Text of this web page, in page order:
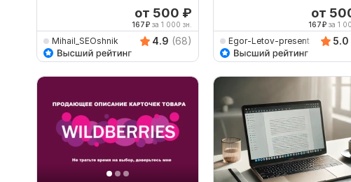
тексты, которые продают
от 500 ₽
167₽ за 1 000 зн.
Mihail_SEOshnik 4.9 (68)
продающие текстыот
167₽ за 1
Egor-Letov-present 5.0